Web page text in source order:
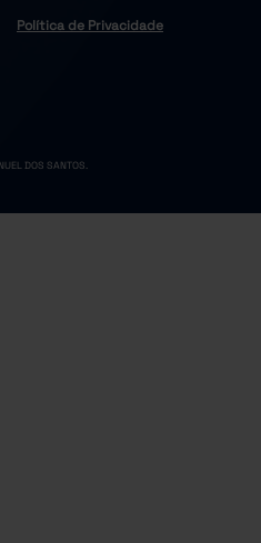
Política de Privacidade
DOS SANTOS.